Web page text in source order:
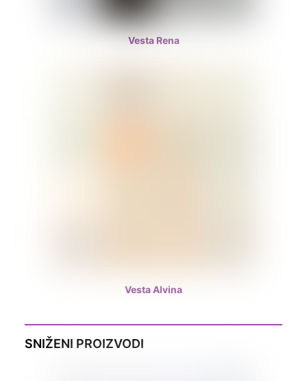
Vesta Rena
Vesta Alvina
SNIŽENI PROIZVODI